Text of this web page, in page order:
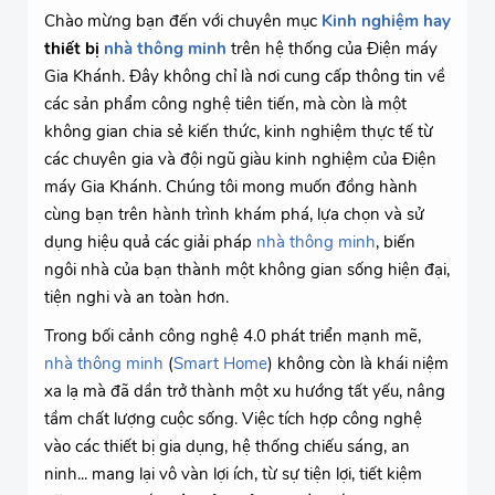
Chào mừng bạn đến với chuyên mục Kinh nghiệm hay
thiết bị nhà thông minh trên hệ thống của Điện máy
Gia Khánh. Đây không chỉ là nơi cung cấp thông tin về
các sản phẩm công nghệ tiên tiến, mà còn là một
không gian chia sẻ kiến thức, kinh nghiệm thực tế từ
các chuyên gia và đội ngũ giàu kinh nghiệm của Điện
máy Gia Khánh. Chúng tôi mong muốn đồng hành
cùng bạn trên hành trình khám phá, lựa chọn và sử
dụng hiệu quả các giải pháp nhà thông minh, biến
ngôi nhà của bạn thành một không gian sống hiện đại,
tiện nghi và an toàn hơn.
Trong bối cảnh công nghệ 4.0 phát triển mạnh mẽ,
nhà thông minh (Smart Home) không còn là khái niệm
xa lạ mà đã dần trở thành một xu hướng tất yếu, nâng
tầm chất lượng cuộc sống. Việc tích hợp công nghệ
vào các thiết bị gia dụng, hệ thống chiếu sáng, an
ninh... mang lại vô vàn lợi ích, từ sự tiện lợi, tiết kiệm